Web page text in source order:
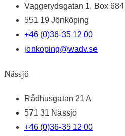
Vaggerydsgatan 1, Box 684
551 19 Jönköping
+46 (0)36-35 12 00
jonkoping@wadv.se
Nässjö
Rådhusgatan 21 A
571 31 Nässjö
+46 (0)36-35 12 00